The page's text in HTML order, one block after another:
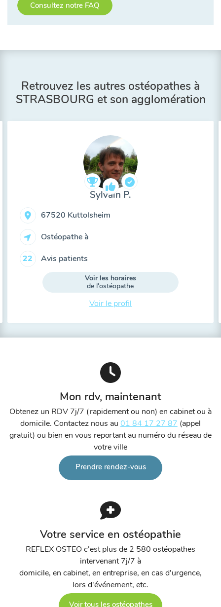
Consultez notre FAQ
Retrouvez les autres ostéopathes à
STRASBOURG et son agglomération
Sylvain P.
67520 Kuttolsheim
Ostéopathe à
22 Avis patients
Voir les horaires
de l'ostéopathe
Voir le profil
Mon rdv, maintenant
Obtenez un RDV 7j/7 (rapidement ou non) en cabinet ou à
domicile. Contactez nous au 01 84 17 27 87 (appel
gratuit) ou bien en vous reportant au numéro du réseau de
votre ville
Prendre rendez-vous
Votre service en ostéopathie
REFLEX OSTEO c'est plus de 2 580 ostéopathes
intervenant 7j/7 à
domicile, en cabinet, en entreprise, en cas d'urgence,
lors d'événement, etc.
Voir tous les ostéopathes